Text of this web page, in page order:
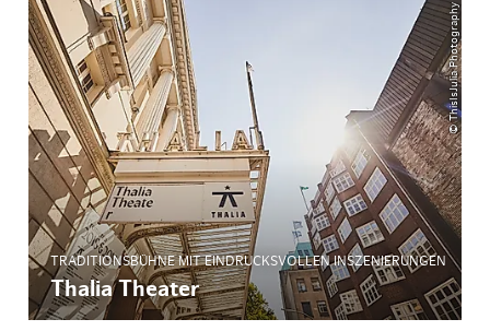
© ThisIsJulia Photography
TRADITIONSBÜHNE MIT EINDRUCKSVOLLEN INSZENIERUNGEN
Thalia Theater